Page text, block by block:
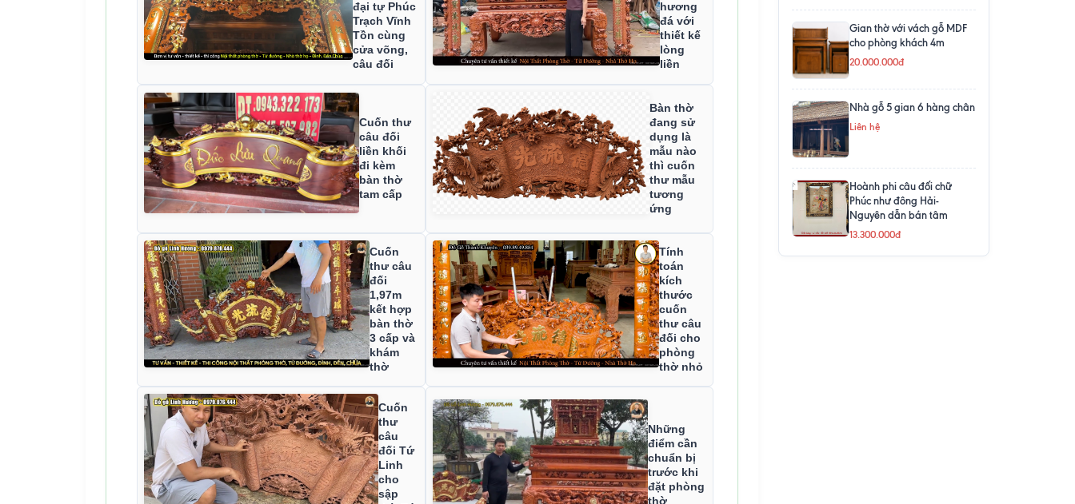
đại tự Phúc
Trạch Vĩnh
Tồn cùng
cửa võng,
câu đối
hương
đá với
thiết kế
lòng
liền
Cuốn thư
câu đối
liền khối
đi kèm
bàn thờ
tam cấp
Bàn thờ
đang sử
dụng là
mẫu nào
thì cuốn
thư mẫu
tương
ứng
Cuốn
thư câu
đối
1,97m
kết hợp
bàn thờ
3 cấp và
khám
thờ
Tính
toán
kích
thước
cuốn
thư câu
đối cho
phòng
thờ nhỏ
Cuốn
thư
câu
đối Tứ
Linh
cho
sập
Những
điểm cần
chuẩn bị
trước khi
đặt phòng
thờ
Gian thờ với vách gỗ MDF
cho phòng khách 4m
20.000.000đ
Nhà gỗ 5 gian 6 hàng chân
Liên hệ
Hoành phi câu đối chữ
Phúc như đông Hải-
Nguyên dẫn bán tâm
13.300.000đ